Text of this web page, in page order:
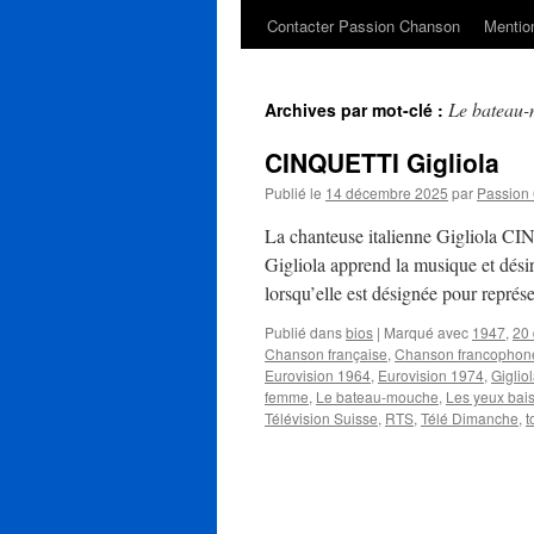
Contacter Passion Chanson
Archives par mot-clé : Le
CINQUETTI Gigliola
Publié le 14 décembre 2025 par Passion
La chanteuse italienne Gigliola
Gigliola apprend la musique et
lorsqu’elle est désignée pour
Publié dansbios | Marqué avec 1947, 20
Chanson française, Chanson
Eurovision 1964, Eurovision 1974,
femme, Le bateau-mouche, Les yeux
Télévision Suisse, RTS, Télé Dimanche,